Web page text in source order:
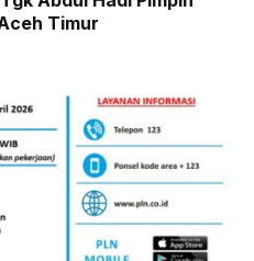
Timur